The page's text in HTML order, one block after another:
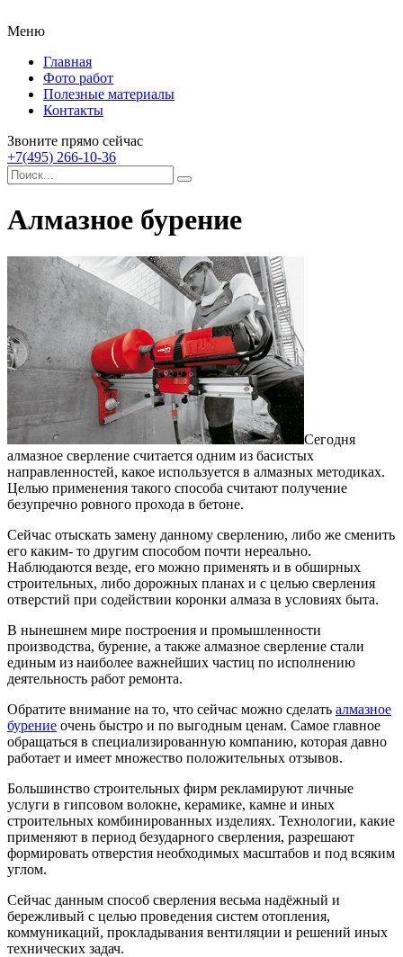
Меню
Главная
Фото работ
Полезные материалы
Контакты
Звоните прямо сейчас
+7(495) 266-10-36
Алмазное бурение
Сегодня
алмазное сверление считается одним из басистых
направленностей, какое используется в алмазных методиках.
Целью применения такого способа считают получение
безупречно ровного прохода в бетоне.
Сейчас отыскать замену данному сверлению, либо же сменить
его каким- то другим способом почти нереально.
Наблюдаются везде, его можно применять и в обширных
строительных, либо дорожных планах и с целью сверления
отверстий при содействии коронки алмаза в условиях быта.
В нынешнем мире построения и промышленности
производства, бурение, а также алмазное сверление стали
единым из наиболее важнейших частиц по исполнению
деятельность работ ремонта.
Обратите внимание на то, что сейчас можно сделать алмазное
бурение очень быстро и по выгодным ценам. Самое главное
обращаться в специализированную компанию, которая давно
работает и имеет множество положительных отзывов.
Большинство строительных фирм рекламируют личные
услуги в гипсовом волокне, керамике, камне и иных
строительных комбинированных изделиях. Технологии, какие
применяют в период безударного сверления, разрешают
формировать отверстия необходимых масштабов и под всяким
углом.
Сейчас данным способ сверления весьма надёжный и
бережливый с целью проведения систем отопления,
коммуникаций, прокладывания вентиляции и решений иных
технических задач.